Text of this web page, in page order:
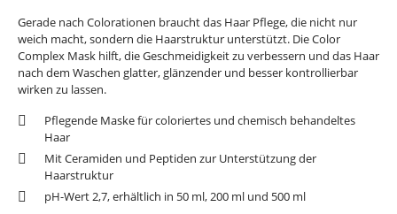
Gerade nach Colorationen braucht das Haar Pflege, die nicht nur
weich macht, sondern die Haarstruktur unterstützt. Die Color
Complex Mask hilft, die Geschmeidigkeit zu verbessern und das Haar
nach dem Waschen glatter, glänzender und besser kontrollierbar
wirken zu lassen.
Pflegende Maske für coloriertes und chemisch behandeltes
Haar
Mit Ceramiden und Peptiden zur Unterstützung der
Haarstruktur
pH-Wert 2,7, erhältlich in 50 ml, 200 ml und 500 ml